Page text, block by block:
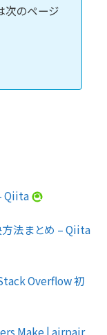
次のページ
Qiita
方法まとめ – Qiita
Overflow 初
Make | airpair